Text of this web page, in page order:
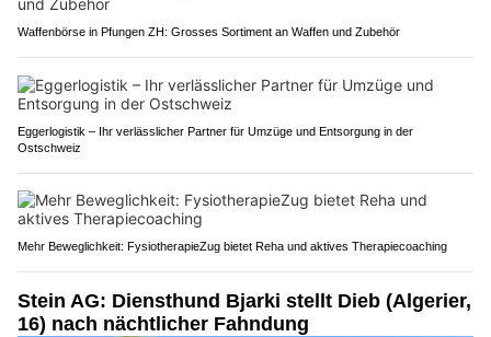
Waffenbörse in Pfungen ZH: Grosses Sortiment an Waffen und Zubehör
Eggerlogistik – Ihr verlässlicher Partner für Umzüge und Entsorgung in der
Ostschweiz
Mehr Beweglichkeit: FysiotherapieZug bietet Reha und aktives Therapiecoaching
Stein AG: Diensthund Bjarki stellt Dieb (Algerier,
16) nach nächtlicher Fahndung